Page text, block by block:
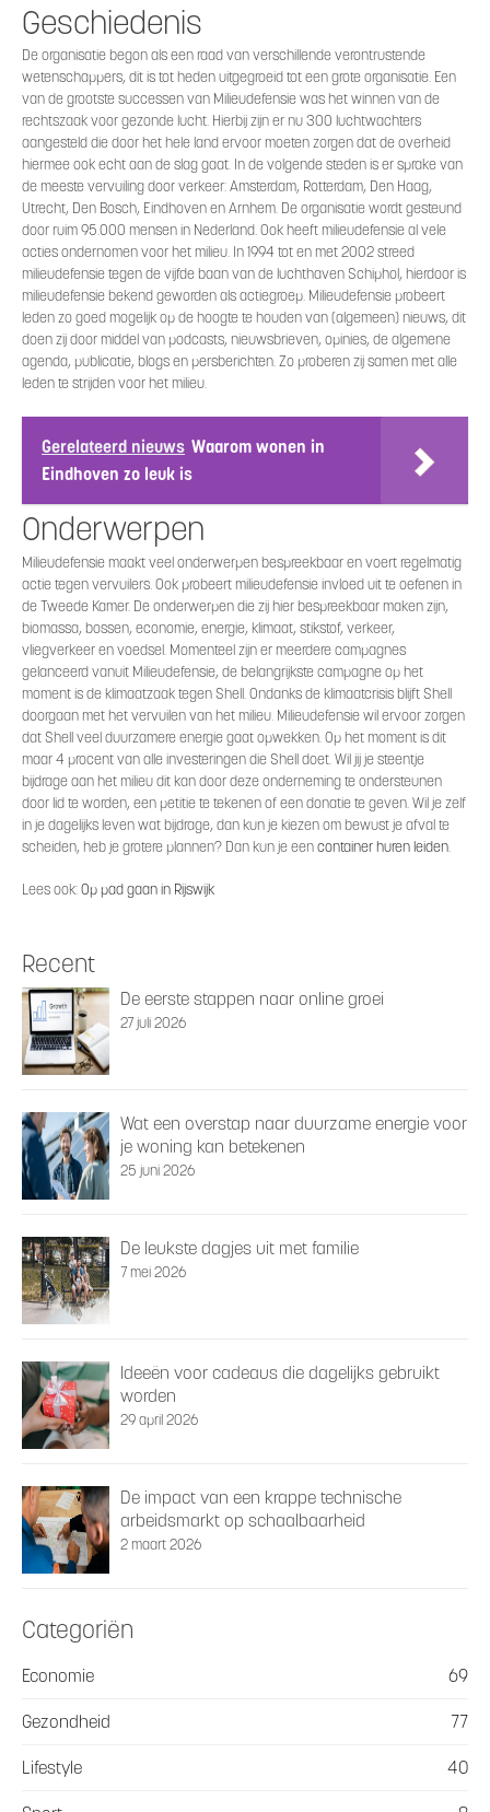
Geschiedenis
De organisatie begon als een raad van verschillende verontrustende
wetenschappers, dit is tot heden uitgegroeid tot een grote organisatie. Een
van de grootste successen van Milieudefensie was het winnen van de
rechtszaak voor gezonde lucht. Hierbij zijn er nu 300 luchtwachters
aangesteld die door het hele land ervoor moeten zorgen dat de overheid
hiermee ook echt aan de slag gaat. In de volgende steden is er sprake van
de meeste vervuiling door verkeer: Amsterdam, Rotterdam, Den Haag,
Utrecht, Den Bosch, Eindhoven en Arnhem. De organisatie wordt gesteund
door ruim 95.000 mensen in Nederland. Ook heeft milieudefensie al vele
acties ondernomen voor het milieu. In 1994 tot en met 2002 streed
milieudefensie tegen de vijfde baan van de luchthaven Schiphol, hierdoor is
milieudefensie bekend geworden als actiegroep. Milieudefensie probeert
leden zo goed mogelijk op de hoogte te houden van (algemeen) nieuws, dit
doen zij door middel van podcasts, nieuwsbrieven, opinies, de algemene
agenda, publicatie, blogs en persberichten. Zo proberen zij samen met alle
leden te strijden voor het milieu.
Gerelateerd nieuws Waarom wonen in
Eindhoven zo leuk is
Onderwerpen
Milieudefensie maakt veel onderwerpen bespreekbaar en voert regelmatig
actie tegen vervuilers. Ook probeert milieudefensie invloed uit te oefenen in
de Tweede Kamer. De onderwerpen die zij hier bespreekbaar maken zijn,
biomassa, bossen, economie, energie, klimaat, stikstof, verkeer,
vliegverkeer en voedsel. Momenteel zijn er meerdere campagnes
gelanceerd vanuit Milieudefensie, de belangrijkste campagne op het
moment is de klimaatzaak tegen Shell. Ondanks de klimaatcrisis blijft Shell
doorgaan met het vervuilen van het milieu. Milieudefensie wil ervoor zorgen
dat Shell veel duurzamere energie gaat opwekken. Op het moment is dit
maar 4 procent van alle investeringen die Shell doet. Wil jij je steentje
bijdrage aan het milieu dit kan door deze onderneming te ondersteunen
door lid te worden, een petitie te tekenen of een donatie te geven. Wil je zelf
in je dagelijks leven wat bijdrage, dan kun je kiezen om bewust je afval te
scheiden, heb je grotere plannen? Dan kun je eencontainer huren leiden.
Lees ook:Op pad gaan in Rijswijk
Recent
De eerste stappen naar online groei
27 juli 2026
Wat een overstap naar duurzame energie voor
je woning kan betekenen
25 juni 2026
De leukste dagjes uit met familie
7 mei 2026
Ideeën voor cadeaus die dagelijks gebruikt
worden
29 april 2026
De impact van een krappe technische
arbeidsmarkt op schaalbaarheid
2 maart 2026
Categoriën
Economie
69
Gezondheid
77
Lifestyle
40